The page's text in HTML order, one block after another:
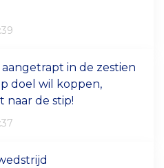
in de zestien
doel wil koppen,
naar de stip!